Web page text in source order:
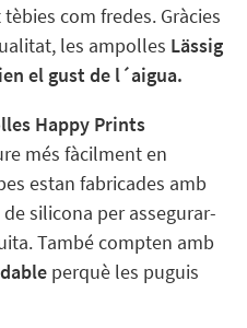
com fredes. Gràcies
les ampolles Lässig
el gust de l´aigua.
Happy Prints
més fàcilment en
estan fabricades amb
silicona per assegurar-
També compten amb
perquè les puguis